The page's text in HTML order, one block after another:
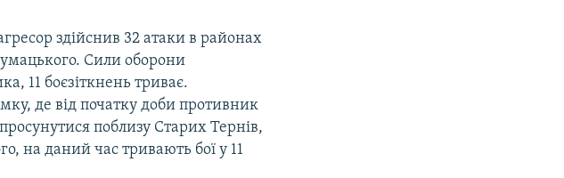
здійснив 32 атаки в районах
Сили оборони
11 боєзіткнень триває.
де від початку доби противник
поблизу Старих Тернів,
на даний час тривають бої у 11